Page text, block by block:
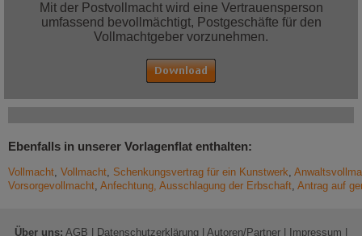
Mit der Postvollmacht wird eine Vertrauensperson
umfassend bevollmächtigt, Postgeschäfte für den
Vollmachtgeber vorzunehmen.
Ebenfalls in unserer Vorlagenflat enthalten:
Vollmacht, Vollmacht, Schenkungsvertrag für ein Kunstwerk,
Vorsorgevollmacht, Anfechtung, Ausschlagung der Erbschaft, Antrag auf
Über uns: AGB Datenschutzerklärung Autoren/Partner Impressum